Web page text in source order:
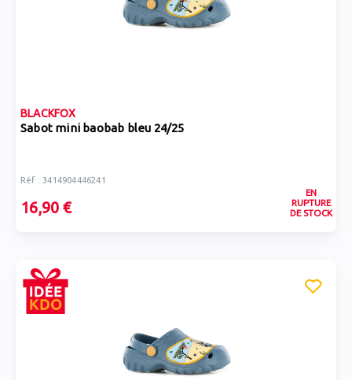
BLACKFOX
Sabot mini baobab bleu 24/25
Réf : 3414904446241
16,90 €
EN
RUPTURE
DE STOCK